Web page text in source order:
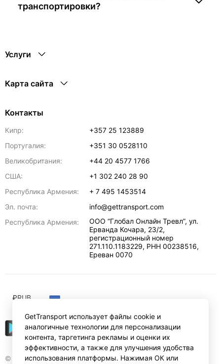
транспортировки?
Услуги
Карта сайта
Контакты
Кипр:
+357 25 123889
Португалия:
+351 30 0528110
Великобритания:
+44 20 4577 1766
США:
+1 302 240 28 90
Республика Армения:
+ 7 495 1453514
Эл. почта:
info@gettransport.com
Республика Армения:
ООО “Глобал Онлайн Тревл”, ул.
Ерванда Кочара, 23/2,
регистрационный номер
271.110.1183229, РНН 00238516,
Ереван 0070
© Gettransport International Limited. GetTransport®
₽RUB
GetTransport использует файлы cookie и
аналогичные технологии для персонализации
контента, таргетинга рекламы и оценки их
эффективности, а также для улучшения удобства
использования платформы. Нажимая ОК или